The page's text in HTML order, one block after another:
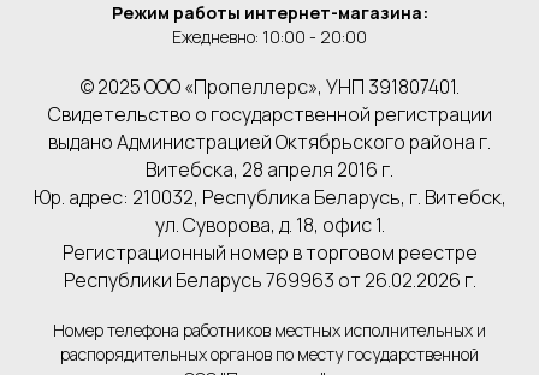
Режим работы интернет-магазина:
Ежедневно: 10:00 - 20:00
© 2025 ООО «Пропеллерс», УНП 391807401.
Свидетельство о государственной регистрации
выдано Администрацией Октябрьского района г.
Витебска, 28 апреля 2016 г.
Юр. адрес: 210032, Республика Беларусь, г. Витебск,
ул. Суворова, д. 18, офис 1.
Регистрационный номер в торговом реестре
Республики Беларусь 769963 от 26.02.2026 г.
Номер телефона работников местных исполнительных и
распорядительных органов по месту государственной